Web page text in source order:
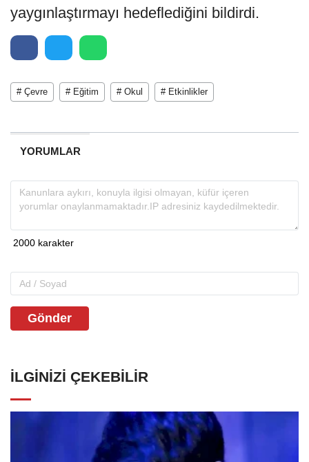
yaygınlaştırmayı hedeflediğini bildirdi.
# Çevre # Eğitim # Okul # Etkinlikler
YORUMLAR
Gönder
İLGINIZI ÇEKEBILIR